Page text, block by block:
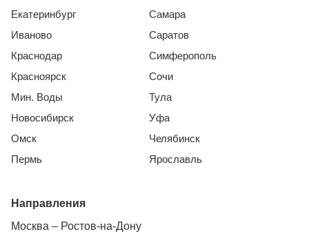
Екатеринбург
Иваново
Краснодар
Красноярск
Мин. Воды
Новосибирск
Омск
Пермь
Самара
Саратов
Симферополь
Сочи
Тула
Уфа
Челябинск
Ярославль
Направления
Москва – Ростов-на-Дону